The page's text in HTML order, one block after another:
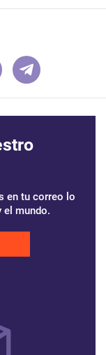
en tu correo lo
el mundo.